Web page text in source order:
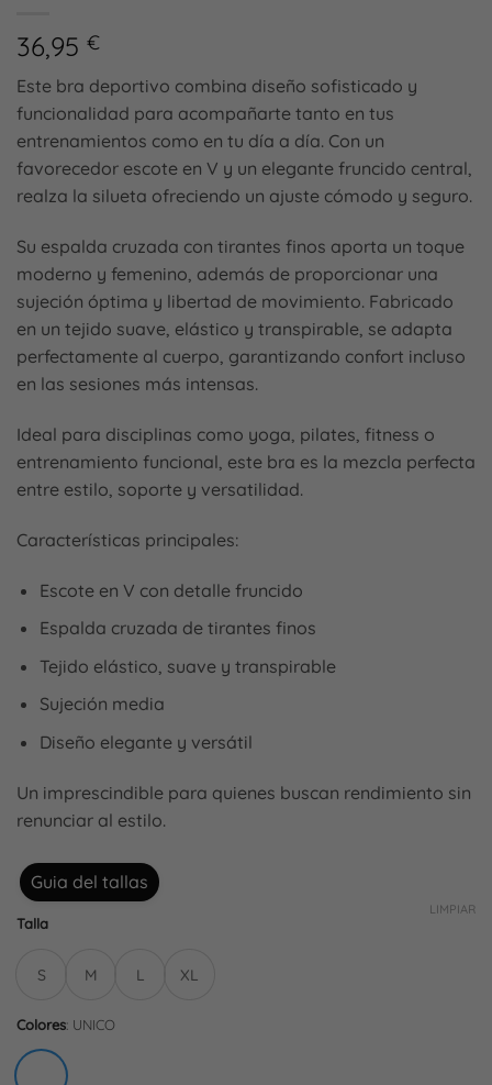
36,95 €
Este bra deportivo combina diseño sofisticado y
funcionalidad para acompañarte tanto en tus
entrenamientos como en tu día a día. Con un
favorecedor escote en V y un elegante fruncido central,
realza la silueta ofreciendo un ajuste cómodo y seguro.
Su espalda cruzada con tirantes finos aporta un toque
moderno y femenino, además de proporcionar una
sujeción óptima y libertad de movimiento. Fabricado
en un tejido suave, elástico y transpirable, se adapta
perfectamente al cuerpo, garantizando confort incluso
en las sesiones más intensas.
Ideal para disciplinas como yoga, pilates, fitness o
entrenamiento funcional, este bra es la mezcla perfecta
entre estilo, soporte y versatilidad.
Características principales:
Escote en V con detalle fruncido
Espalda cruzada de tirantes finos
Tejido elástico, suave y transpirable
Sujeción media
Diseño elegante y versátil
Un imprescindible para quienes buscan rendimiento sin
renunciar al estilo.
Guia del tallas
Talla
S M L XL
Colores: UNICO
LIMPIAR